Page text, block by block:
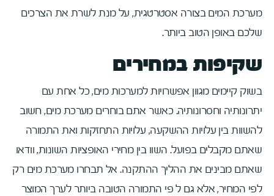
מערכת המים בצורה אסטרטגית, על מנת לשרת את הצרכים
שלכם באופן הטוב ביותר.
שקיפות במחירים
בשוק קיימים מגוון אפשרויות למערכות מים, כל אחת עם
יתרונותיה וחסרונותיה. כאשר אתם בוחרים מערכת מים, חשוב
להשוות בין עלויות ההשקעה, עלויות התחזקות ואת התמורה
שאתם מקבלים בפועל. השוו בין מחירי האופציות השונות, וודאו
שאתם מבינים את ההליך ההתקנה. אל תבחרו מערכת מים רק
לפי המחיר, אלא גם ל פי התמורה הטובה ביותר לערך המוצר